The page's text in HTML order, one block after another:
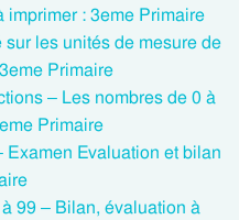
imprimer : 3eme Primaire
les unités de mesure de
Primaire
– Les nombres de 0 à
Primaire
Examen Evaluation et bilan
99 – Bilan, évaluation à